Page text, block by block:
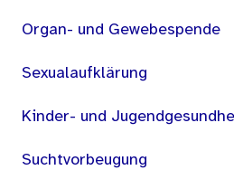
Organ- und Gewebespende
Sexualaufklärung
Kinder- und
Suchtvorbeugung